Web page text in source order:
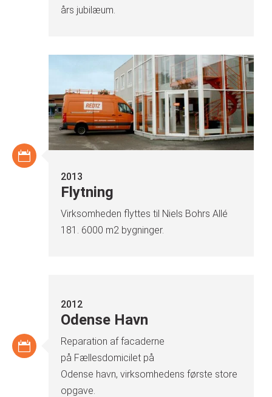
års jubilæum.
2013
Flytning
Virksomheden flyttes til Niels Bohrs Allé
181. 6000 m2 bygninger.
2012
Odense Havn
Reparation af facaderne
på Fællesdomicilet på
Odense havn, virksomhedens første store
opgave.